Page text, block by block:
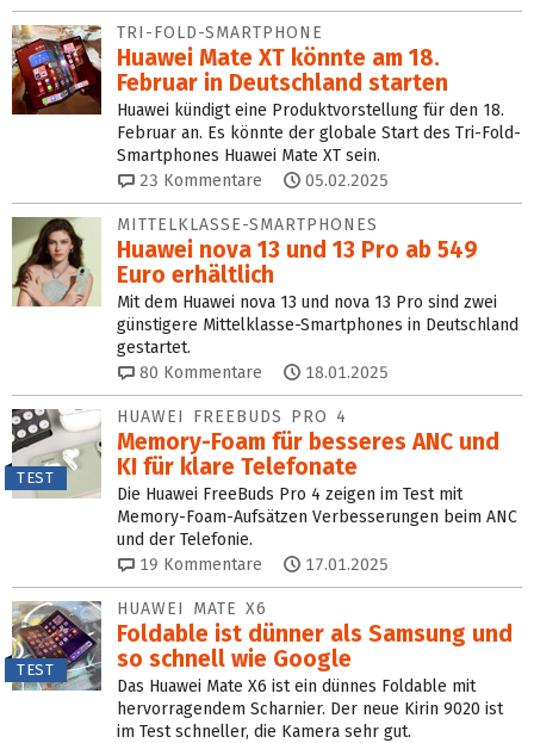
TRI-FOLD-SMARTPHONE
Huawei Mate XT könnte am 18.
Februar in Deutschland starten
Huawei kündigt eine Produktvorstellung für den 18.
Februar an. Es könnte der globale Start des Tri-Fold-
Smartphones Huawei Mate XT sein.
23 Kommentare 05.02.2025
MITTELKLASSE-SMARTPHONES
Huawei nova 13 und 13 Pro ab 549
Euro erhältlich
Mit dem Huawei nova 13 und nova 13 Pro sind zwei
günstigere Mittelklasse-Smartphones in Deutschland
gestartet.
80 Kommentare 18.01.2025
TEST
HUAWEI FREEBUDS PRO 4
Memory-Foam für besseres ANC und
KI für klare Telefonate
Die Huawei FreeBuds Pro 4 zeigen im Test mit
Memory-Foam-Aufsätzen Verbesserungen beim ANC
und der Telefonie.
19 Kommentare 17.01.2025
TEST
HUAWEI MATE X6
Foldable ist dünner als Samsung und
so schnell wie Google
Das Huawei Mate X6 ist ein dünnes Foldable mit
hervorragendem Scharnier. Der neue Kirin 9020 ist
im Test schneller, die Kamera sehr gut.